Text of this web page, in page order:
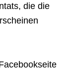
die die